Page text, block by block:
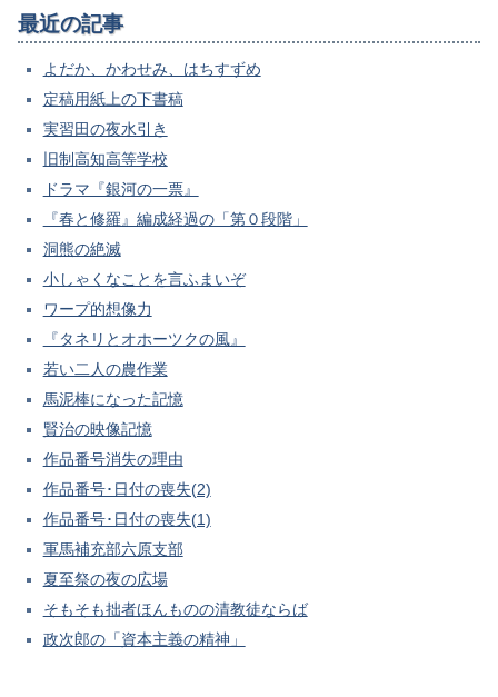
最近の記事
よだか、かわせみ、はちすずめ
定稿用紙上の下書稿
実習田の夜水引き
旧制高知高等学校
ドラマ『銀河の一票』
『春と修羅』編成経過の「第０段階」
洞熊の絶滅
小しゃくなことを言ふまいぞ
ワープ的想像力
『タネリとオホーツクの風』
若い二人の農作業
馬泥棒になった記憶
賢治の映像記憶
作品番号消失の理由
作品番号･日付の喪失(2)
作品番号･日付の喪失(1)
軍馬補充部六原支部
夏至祭の夜の広場
そもそも拙者ほんものの清教徒ならば
政次郎の「資本主義の精神」